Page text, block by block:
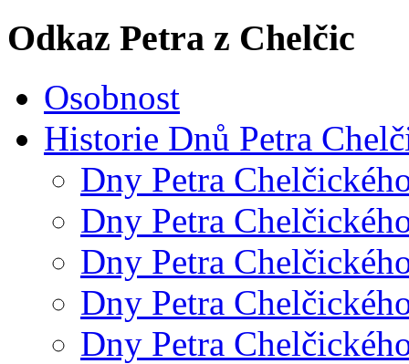
Odkaz Petra z Chelčic
Osobnost
Historie Dnů Petra
Dny Petra
Dny Petra
Dny Petra
Dny Petra
Dny Petra